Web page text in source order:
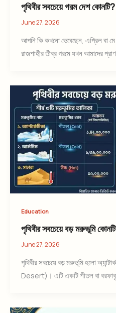
পৃথিবীর সবচেয়ে গরম দেশ কোনটি?
June 27, 2026
আপনি কি কখনো ভেবেছেন, এপ্রিল বা মে
রাজশাহীর তীব্র গরমে যখন আমাদের
Education
পৃথিবীর সবচেয়ে বড় মরুভূমি
June 27, 2026
পৃথিবীর সবচেয়ে বড় মরুভূমি হলো
Desert)। এটি একটি শীতল বা